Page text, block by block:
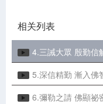
相关列表
3.汝當諦信 如來實
4.三誡大眾 殷勤信
5.深信精勤 漸入佛
6.彌勒之請 佛顯祕